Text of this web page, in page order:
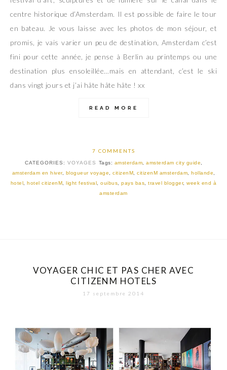
centre historique d’Amsterdam. Il est possible de faire le tour
en bateau. Je vous laisse avec les photos de mon séjour, et
promis, je vais varier un peu de destination, Amsterdam c’est
fini pour cette année, je pense à Berlin au printemps ou une
destination plus ensoleillée…mais en attendant, c’est le ski
dans vingt jours et j’ai hâte hâte hâte ! xx
READ MORE
7 COMMENTS
CATEGORIES: VOYAGES Tags: amsterdam, amsterdam city guide,
amsterdam en hiver, blogueur voyage, citizenM, citizenM amsterdam, hollande,
hotel , hotel citizenM, light festival ,ouibus,pays bas,travel blogger,week end à
amsterdam
VOYAGER CHIC ET PAS CHER AVEC
CITIZENM HOTELS
17 septembre 2014